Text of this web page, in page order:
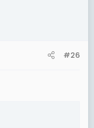
#26